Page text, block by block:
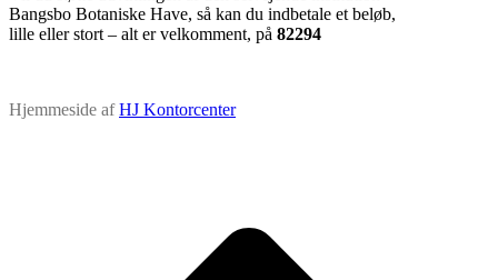
Bangsbo Botaniske Have, så kan du indbetale et beløb,
lille eller stort – alt er velkomment, på 82294
Hjemmeside afHJ Kontorcenter